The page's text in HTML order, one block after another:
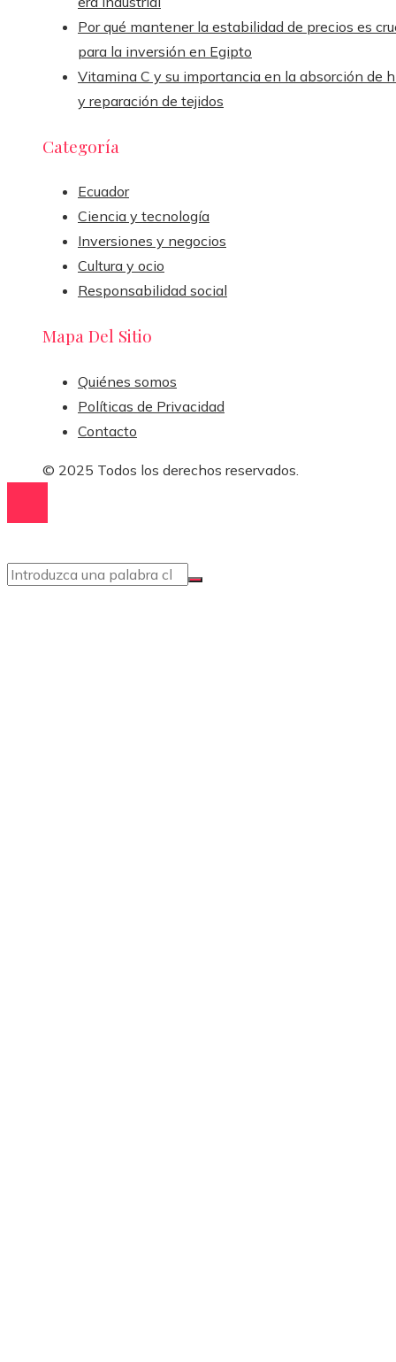
Por qué mantener la estabilidad de precios es
para la inversión en Egipto
Vitamina C y su importancia en la absorción de
y reparación de tejidos
Categoría
Ecuador
Ciencia y tecnología
Inversiones y negocios
Cultura y ocio
Responsabilidad social
Mapa Del Sitio
Quiénes somos
Políticas de Privacidad
Contacto
© 2025 Todos los derechos reservados.